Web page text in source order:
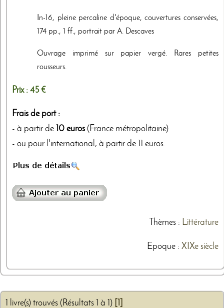
In-16, pleine percaline d'époque, couvertures conservées,
174 pp., 1 ff., portrait par A. Descaves
Ouvrage imprimé sur papier vergé. Rares petites
rousseurs.
Prix : 45 €
Frais de port :
- à partir de 10 euros (France métropolitaine)
- ou pour l'international, à partir de 11 euros.
Thèmes: Littérature
Epoque : XIXe siècle
1 livre(s) trouvés (Résultats 1 à 1)